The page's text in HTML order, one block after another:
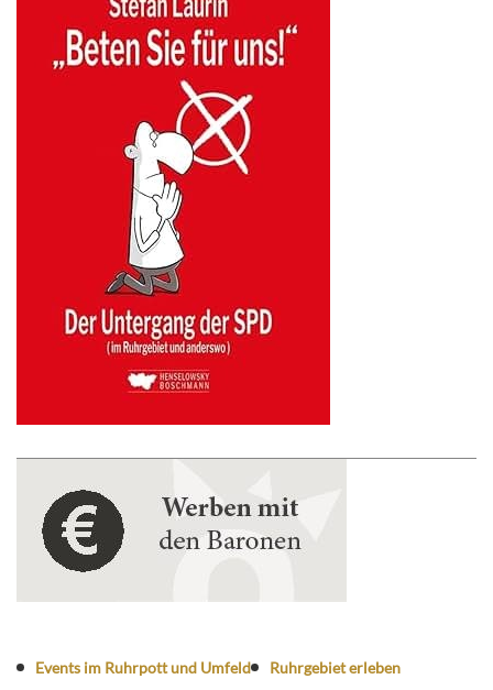
Events im Ruhrpott und Umfeld Ruhrgebiet erleben